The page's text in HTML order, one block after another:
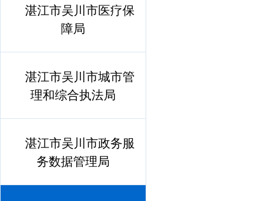
湛江市吴川市医疗保
障局
湛江市吴川市城市管
理和综合执法局
湛江市吴川市政务服
务数据管理局